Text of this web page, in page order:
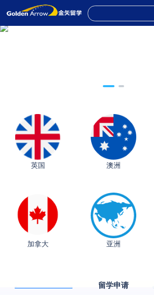
英国 澳洲
加拿大 亚洲
留学申请
香港理工大学王牌专业录取案例